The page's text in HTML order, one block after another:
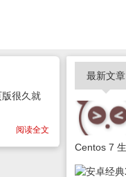
很久就
阅读全文
最新文章